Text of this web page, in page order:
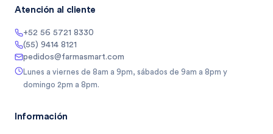
Atención al cliente
+52 56 5721 8330
(55) 9414 8121
pedidos@farmasmart.com
Lunes a viernes de 8am a 9pm, sábados de 9am a 8pm y
domingo 2pm a 8pm.
Información